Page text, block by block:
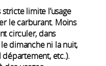
limite l’usage
le carburant. Moins
circuler, dans
dimanche ni la nuit,
département, etc.).